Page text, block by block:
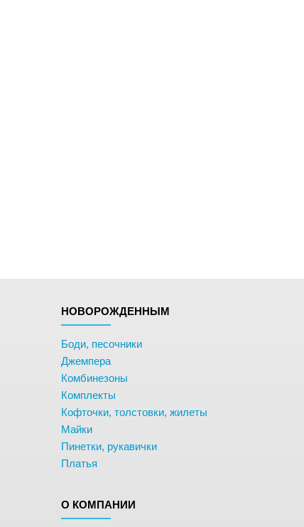
НОВОРОЖДЕННЫМ
Боди, песочники
Джемпера
Комбинезоны
Комплекты
Кофточки, толстовки, жилеты
Майки
Пинетки, рукавички
Платья
О КОМПАНИИ